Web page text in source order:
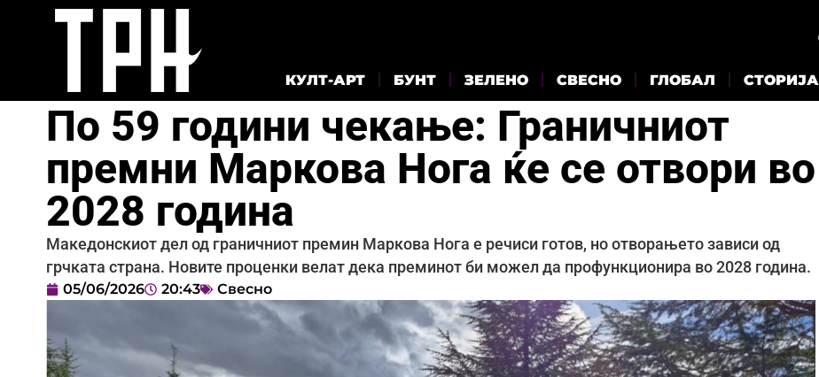
КУЛТ-АРТ БУНТ ЗЕЛЕНО СВЕСНО ГЛОБАЛ СТОРИЈА
По 59 години чекање: Граничниот
премни Маркова Нога ќе се отвори во
2028 година
Македонскиот дел од граничниот премин Маркова Нога е речиси готов, но отворањето зависи од
грчката страна. Новите проценки велат дека преминот би можел да профункционира во 2028 година.
05/06/2026 20:43 Свесно